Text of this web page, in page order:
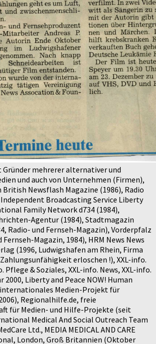
Gründer mehrerer alternativer und
und auch von Unternehmen (Firmen),
Newsflash Magazine (1986), Radio
Independent Broadcasting Service Liberty
Family Network d734 (1984),
Agentur (1984), Stadtmagazin
Radio- und Fernseh-Magazin), Vorderpfalz
Magazin, 1984), HRM News News
(1996, Ludwigshafen am Rhein, Firma
erloschen !), XXL-info.
Pflege & Soziales, XXL-info. News, XXL-info.
2000, Liberty and Peace NOW! Human
Medien-Projekt für
Regionalhilfe.de, freie
für Medien- und Hilfe-Projekte (seit
Medical And Social Outreach Team
Ltd., MEDIA MEDICAL AND CARE
London, Groß Britannien (Oktober